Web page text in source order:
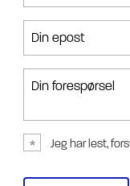
Din epost
Din forespørsel
Jeg har lest,